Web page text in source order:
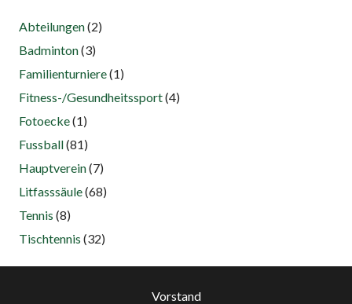
Abteilungen(2)
Badminton(3)
Familienturniere(1)
Fitness-/Gesundheitssport(4)
Fotoecke(1)
Fussball(81)
Hauptverein(7)
Litfasssäule(68)
Tennis (8)
Tischtennis (32)
Vorstand